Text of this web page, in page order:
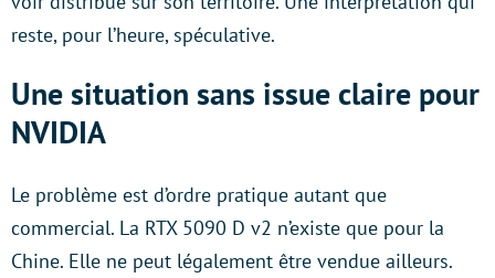
reste, pour l’heure, spéculative.
Une situation sans issue claire pour
NVIDIA
Le problème est d’ordre pratique autant que
commercial. La RTX 5090 D v2 n’existe que pour la
Chine. Elle ne peut légalement être vendue ailleurs.